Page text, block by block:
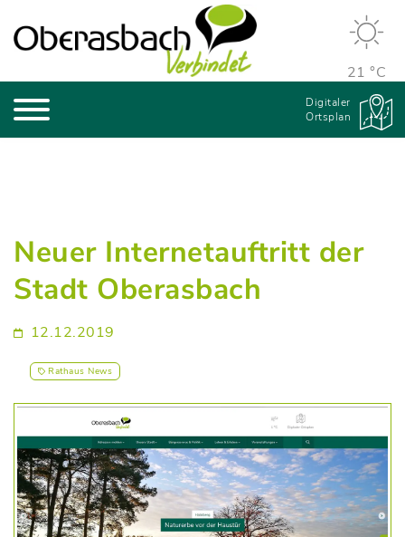
21 °C
Digitaler
Ortsplan
Neuer Internetauftritt der
Stadt Oberasbach
12.12.2019
Rathaus News